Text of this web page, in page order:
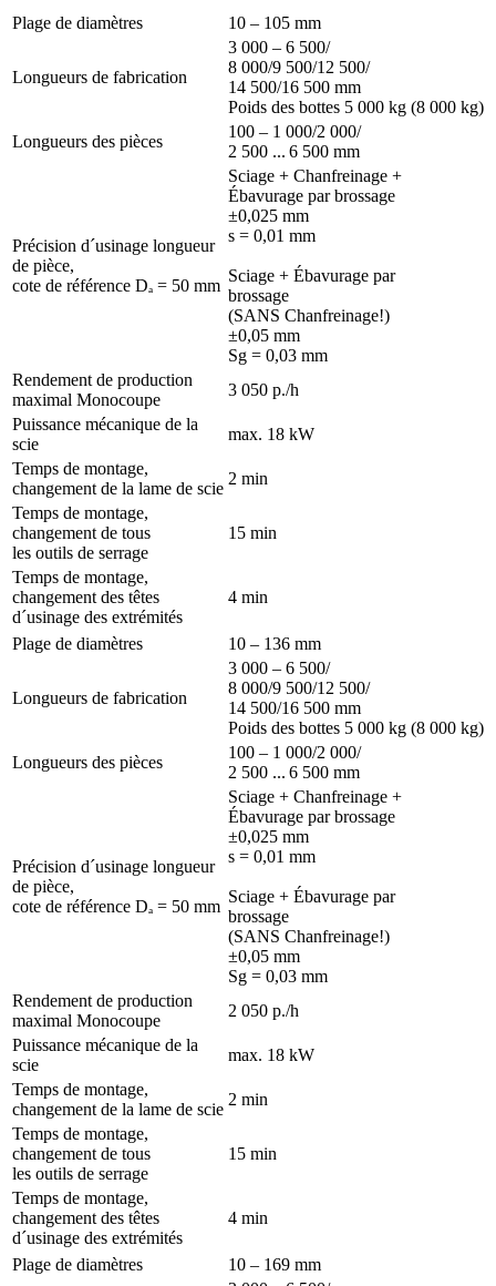
Plage de diamètres 10 – 105 mm
Longueurs de fabrication
3 000 – 6 500/
8 000/9 500/12 500/
14 500/16 500 mm
Poids des bottes 5 000 kg (8 000 kg)
Longueurs des pièces
100 – 1 000/2 000/
2 500 ... 6 500 mm
Précision d´usinage longueur
de pièce,
cote de référence Dₐ = 50 mm
Sciage + Chanfreinage +
Ébavurage par brossage
±0,025 mm
s = 0,01 mm
Sciage + Ébavurage par
brossage
(SANS Chanfreinage!)
±0,05 mm
Sg = 0,03 mm
Rendement de production
maximal Monocoupe
3 050 p./h
Puissance mécanique de la
scie
max. 18 kW
Temps de montage,
changement de la lame de scie
2 min
Temps de montage,
changement de tous
les outils de serrage
15 min
Temps de montage,
changement des têtes
d´usinage des extrémités
4 min
Plage de diamètres 10 – 136 mm
Longueurs de fabrication
3 000 – 6 500/
8 000/9 500/12 500/
14 500/16 500 mm
Poids des bottes 5 000 kg (8 000 kg)
Longueurs des pièces
100 – 1 000/2 000/
2 500 ... 6 500 mm
Précision d´usinage longueur
de pièce,
cote de référence Dₐ = 50 mm
Sciage + Chanfreinage +
Ébavurage par brossage
±0,025 mm
s = 0,01 mm
Sciage + Ébavurage par
brossage
(SANS Chanfreinage!)
±0,05 mm
Sg = 0,03 mm
Rendement de production
maximal Monocoupe
2 050 p./h
Puissance mécanique de la
scie
max. 18 kW
Temps de montage,
changement de la lame de scie
2 min
Temps de montage,
changement de tous
les outils de serrage
15 min
Temps de montage,
changement des têtes
d´usinage des extrémités
4 min
Plage de diamètres 10 – 169 mm